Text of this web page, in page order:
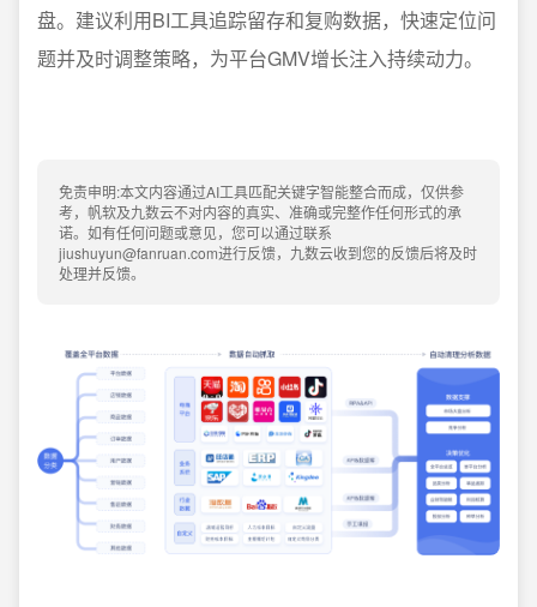
盘。建议利用BI工具追踪留存和复购数据，快速定位问
题并及时调整策略，为平台GMV增长注入持续动力。
免责申明:本文内容通过AI工具匹配关键字智能整合而成，仅供参
考，帆软及九数云不对内容的真实、准确或完整作任何形式的承
诺。如有任何问题或意见，您可以通过联系
jiushuyun@fanruan.com进行反馈，九数云收到您的反馈后将及时
处理并反馈。